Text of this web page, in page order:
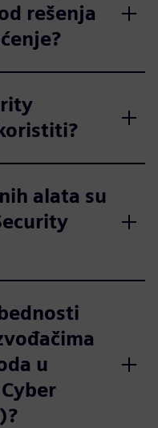
rešenja
alata su
u